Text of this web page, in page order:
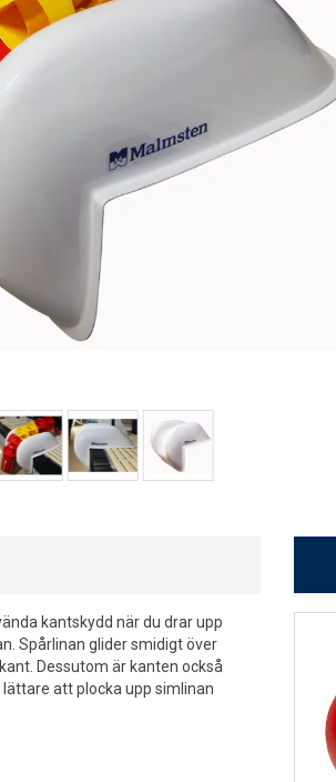
kantskydd när du drar upp
Spårlinan glider smidigt över
Dessutom är kanten också
att plocka upp simlinan